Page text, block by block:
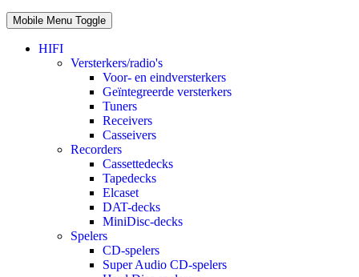
Mobile Menu Toggle
HIFI
Versterkers/radio's
Voor- en eindversterkers
Geïntegreerde versterkers
Tuners
Receivers
Casseivers
Recorders
Cassettedecks
Tapedecks
Elcaset
DAT-decks
MiniDisc-decks
Spelers
CD-spelers
Super Audio CD-spelers